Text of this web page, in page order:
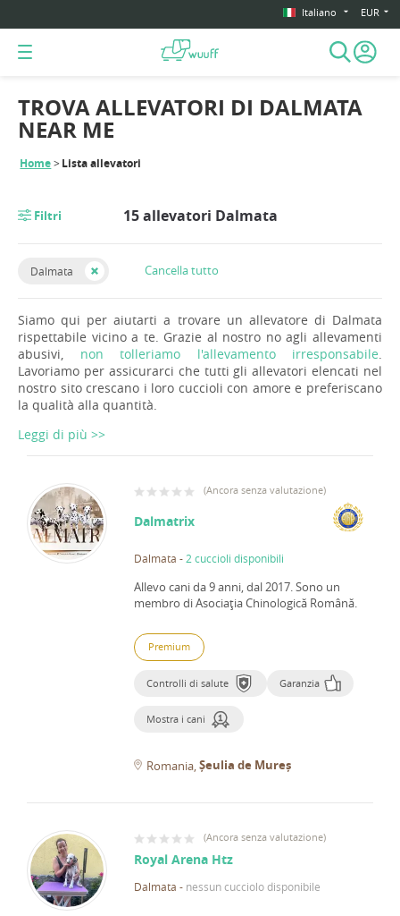
Italiano EUR
Home Lista allevatori
TROVA ALLEVATORI DI DALMATA
NEAR ME
Filtri 15 allevatori Dalmata
Dalmata Cancella tutto
Siamo qui per aiutarti a trovare un allevatore di Dalmata
rispettabile vicino a te. Grazie al nostro no agli allevamenti
abusivi, non tolleriamo l'allevamento irresponsabile
Lavoriamo per assicurarci che tutti gli allevatori elencati nel
nostro sito crescano i loro cuccioli con amore e preferiscano
la qualità alla quantità.
Leggi di più >>
(Ancora senza valutazione)
Dalmatrix
Dalmata - 2 cuccioli disponibili
Allevo cani da 9 anni, dal 2017.Sono un
membro di Asociaţia Chinologică Română.
Premium
Controlli di salute Garanzia
Mostra i cani
Romania Șeulia de Mureș
(Ancora senza valutazione)
Royal Arena Htz
Dalmata - nessun cucciolo disponibile